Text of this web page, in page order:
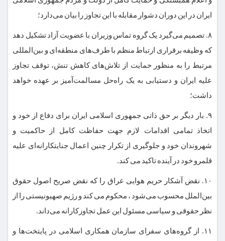
ایران در این دوران دشوار مقابله با این تجاوز را بیان می‌دارد؛
۸. تصمیم می‌گیرد یک گروه تماس وزیران با عضویت آزاد تشکیل دهد
که وظیفه برقراری ارتباط منظم با طرف‌های منطقه‌ای و بین‌المللی
مرتبط را به منظور حمایت از تلاش‌های کاهش تنش، توقف تجاوز
علیه ایران و دستیابی به یک راه‌حل مسالمت‌آمیز بر عهده خواهد
داشت؛
۹. بار دیگر بر حق ذاتی جمهوری اسلامی ایران برای دفاع از خود و
اتخاذ تمامی اقدامات لازم جهت حفاظت کامل از حاکمیت و
شهروندان خود و جلوگیری از تکرار چنین اعمال جنایتکارانه‌ای علیه
قلمرو خود در آینده تاکید می کند.
۱۰. نقض آشکار حریم هوایی عراق را که نقض صریح اصول حقوق
بین‌الملل محسوب می‌شود ، محکوم می کند و رژیم صهیونیستی را از
نظر حقوقی و سیاسی مسئول این عمل تجاوزکارانه می‌داند.
۱۱. از گروه‌های سفرای سازمان همکاری اسلامی در پایتخت‌ها و